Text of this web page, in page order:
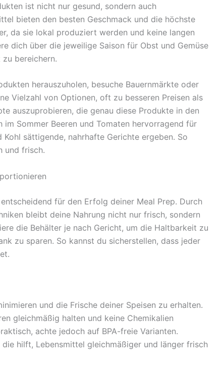
ist nicht nur gesund, sondern auch
bieten den besten Geschmack und die höchste
da sie lokal produziert werden und keine langen
dich über die jeweilige Saison für Obst und Gemüse
zu bereichern.
herauszuholen, besuche Bauernmärkte oder
Vielzahl von Optionen, oft zu besseren Preisen als
auszuprobieren, die genau diese Produkte in den
Sommer Beeren und Tomaten hervorragend für
sättigende, nahrhafte Gerichte ergeben. So
und frisch.
für den Erfolg deiner Meal Prep. Durch
bleibt deine Nahrung nicht nur frisch, sondern
die Behälter je nach Gericht, um die Haltbarkeit zu
zu sparen. So kannst du sicherstellen, dass jeder
und die Frische deiner Speisen zu erhalten.
gleichmäßig halten und keine Chemikalien
achte jedoch auf BPA-freie Varianten.
hilft, Lebensmittel gleichmäßiger und länger frisch